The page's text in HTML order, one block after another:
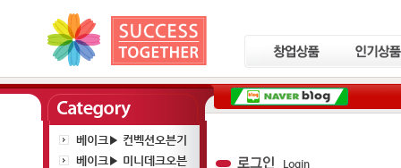
베이크▶ 컨벡션오븐기
베이크▶ 미니데크오븐